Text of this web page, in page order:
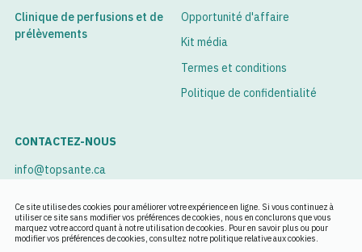
Ce site utilise des cookies pour améliorer votre expérience en ligne. Si vous continuez à
utiliser ce site sans modifier vos préférences de cookies, nous en conclurons que vous
marquez votre accord quant à notre utilisation de cookies. Pour en savoir plus ou pour
modifier vos préférences de cookies, consultez notre politique relative aux cookies.
Clinique de perfusions et de
prélèvements
Opportunité d'affaire
Kit média
Termes et conditions
Politique de confidentialité
CONTACTEZ-NOUS
info@topsante.ca
Rendez-vous